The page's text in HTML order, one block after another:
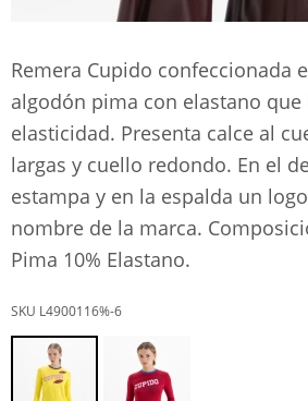
Remera Cupido confeccionada
algodón pima con elastano
elasticidad. Presenta calce al
largas y cuello redondo. En el
estampa y en la espalda un
nombre de la marca.
Pima 10% Elastano.
L4900116%-6